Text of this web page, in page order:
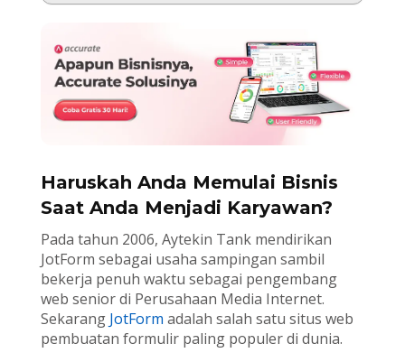
Haruskah Anda Memulai Bisnis
Saat Anda Menjadi Karyawan?
Pada tahun 2006, Aytekin Tank mendirikan
JotForm sebagai usaha sampingan sambil
bekerja penuh waktu sebagai pengembang
web senior di Perusahaan Media Internet.
Sekarang JotForm adalah salah satu situs web
pembuatan formulir paling populer di dunia.